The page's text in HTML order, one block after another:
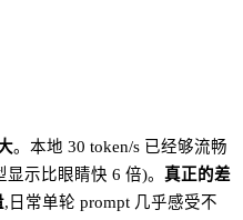
。本地 30 token/s 已经够流畅
示比眼睛快 6 倍)。 真正的差
,日常单轮 prompt 几乎感受不